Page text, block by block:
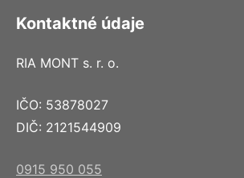
Kontaktné údaje
RIA MONT s. r. o.
IČO: 53878027
DIČ: 2121544909
0915 950 055